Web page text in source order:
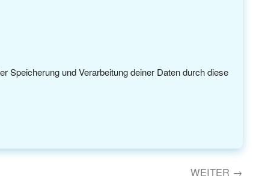
Speicherung und Verarbeitung deiner Daten durch diese
WEITER →